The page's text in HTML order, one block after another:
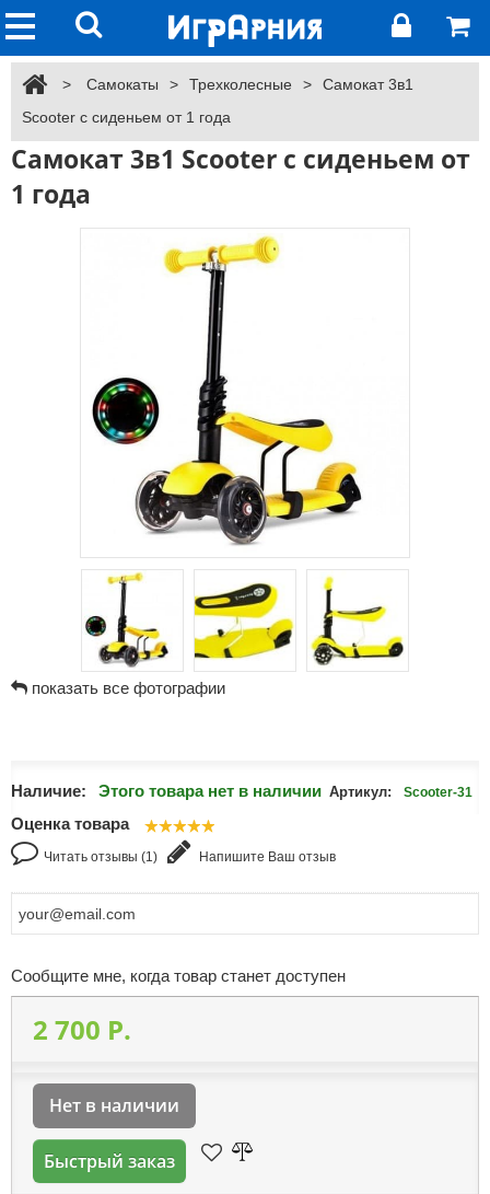
> Самокаты > Трехколесные >
Самокат 3в1
Scooter с сиденьем от 1 года
Самокат 3в1 Scooter с сиденьем от
1 года
показать все фотографии
Наличие: Этого товара нет в наличии Артикул: Scooter-31
Оценка товара
Читать отзывы (1) Напишите Ваш отзыв
Сообщите мне, когда товар станет доступен
2 700 P.
Нет в наличии
Быстрый заказ